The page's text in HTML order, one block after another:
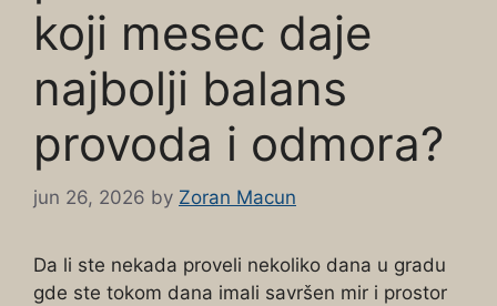
koji mesec daje
najbolji balans
provoda i odmora?
jun 26, 2026 by Zoran Macun
Da li ste nekada proveli nekoliko dana u gradu
gde ste tokom dana imali savršen mir i prostor